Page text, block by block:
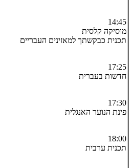
14:45
מוסיקה קלסית
תכנית כבקשתך למאזינים העבריים
17:25
חדשות בעברית
17:30
פינת הנוער האנגלית
18:00
תכנית ערבית